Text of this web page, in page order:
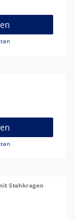
Stehkragen